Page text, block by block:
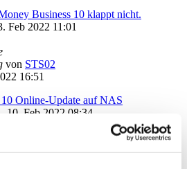
Business 10 klappt nicht.
Feb 2022 11:01
von STS02
16:51
10 Online-Update auf NAS
10. Feb 2022 08:34
vonottoager